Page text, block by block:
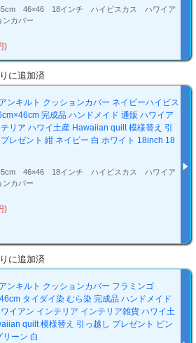
46×46 18インチ ハイビスカス ハワイア
カバー
)
に追加済
ンキルト クッションカバー ネイビーハイビス
完成品 ハンドメイド 通販 ハワイア
リア ハワイ土産 Hawaiian quilt 模様替え 引
レゼント 紺 ネイビー 白 ホワイト 18inch 18
46×46 18インチ ハイビスカス ハワイア
カバー
)
に追加済
ンキルト クッションカバー フラミンゴ
タイダイ染 むら染 完成品 ハンドメイド
イアン インテリア インテリア雑貨 ハワイ土
quilt 模様替え 引っ越し プレゼント ピン
リーン 白